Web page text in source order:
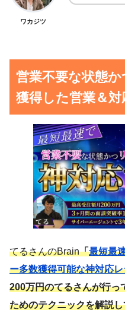
ワカジツ
営業不要な状態
獲得した営業＆
てるさんのBrain「最短最
ー多数獲得可能な神対応
200万円のてるさんが行っ
ためのテクニックを解説